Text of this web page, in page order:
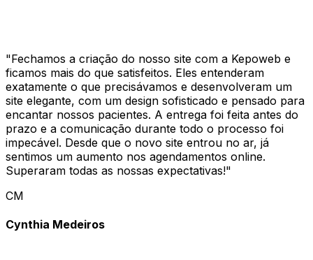
"Fechamos a criação do nosso site com a Kepoweb e
ficamos mais do que satisfeitos. Eles entenderam
exatamente o que precisávamos e desenvolveram um
site elegante, com um design sofisticado e pensado para
encantar nossos pacientes. A entrega foi feita antes do
prazo e a comunicação durante todo o processo foi
impecável. Desde que o novo site entrou no ar, já
sentimos um aumento nos agendamentos online.
Superaram todas as nossas expectativas!"
CM
Cynthia Medeiros